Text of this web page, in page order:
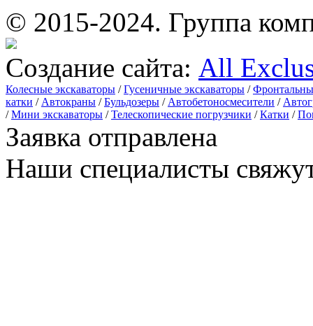
© 2015-2024. Группа
Создание сайта: All
Колесные экскаваторы /Гусеничные экскаваторы /
катки / Автокраны /Бульдозеры / Автобетоносмесители /
/Мини экскаваторы /Телескопические погрузчики /Катки /
Заявка отправлена
Наши специалисты